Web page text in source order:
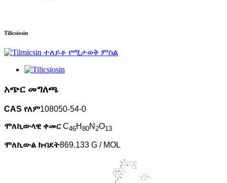
Tilicsiosin
አጭር መግለጫ
CAS የለም108050-54-0
ሞለኪውላዊ ቀመር C46H 80N 2O13
ሞለኪውል ክብደት869.133 G / MOL